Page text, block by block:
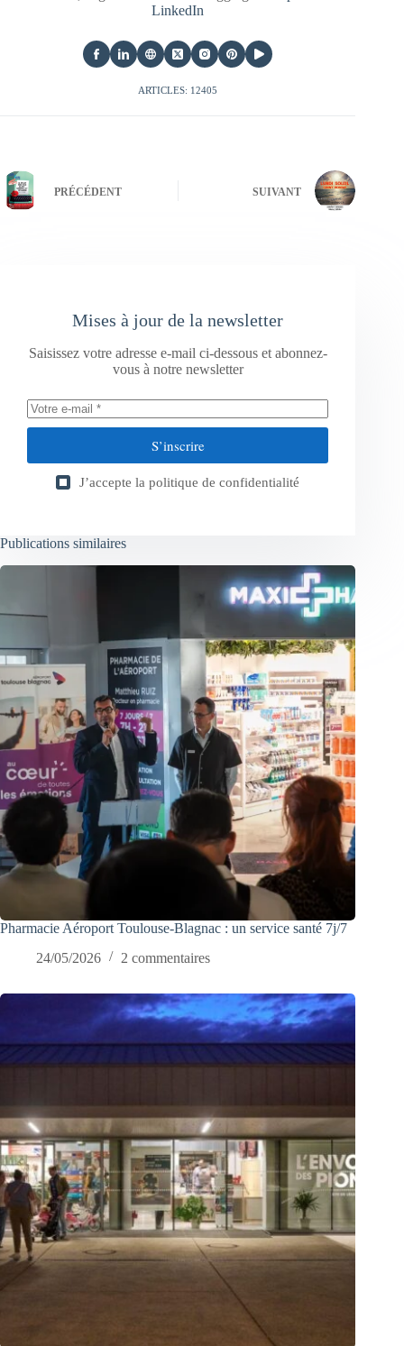
LinkedIn
ARTICLES: 12405
PRÉCÉDENT SUIVANT
Mises à jour de la newsletter
Saisissez votre adresse e-mail ci-dessous et abonnez-
vous à notre newsletter
S’inscrire
J’accepte la politique de confidentialité
Publications similaires
Pharmacie Aéroport Toulouse-Blagnac : un service santé 7j/7
24/05/2026
2 commentaires